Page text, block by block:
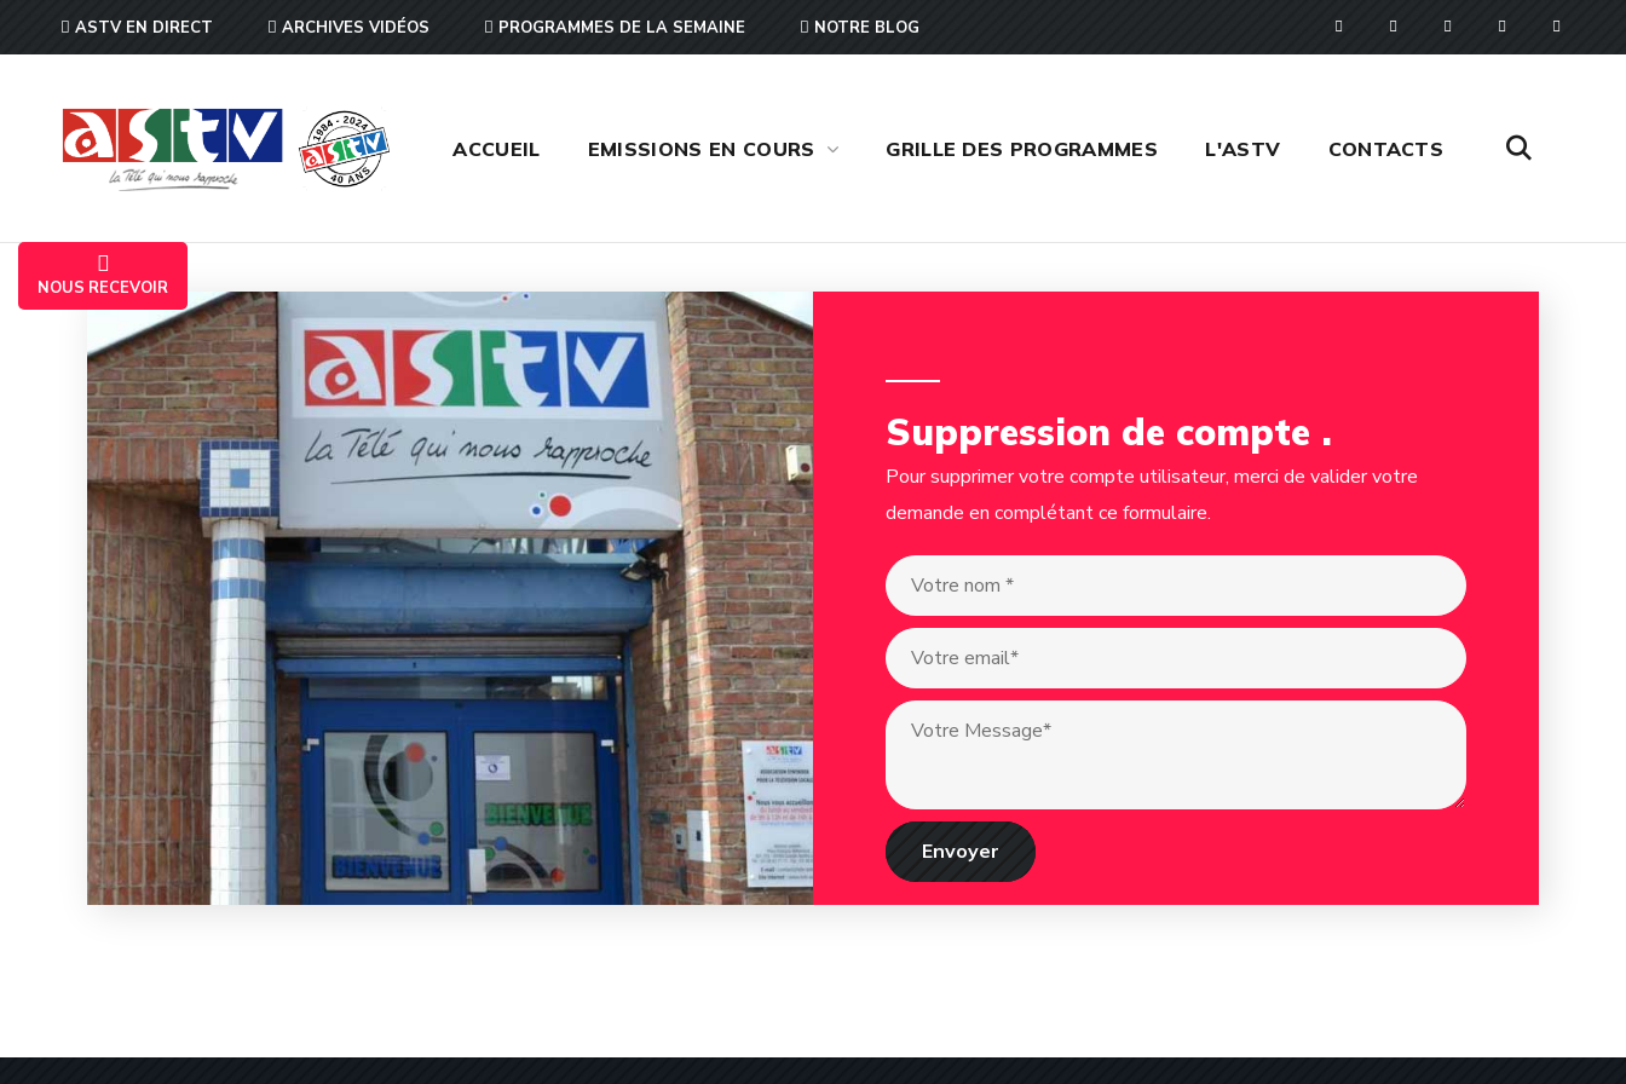
ASTV EN DIRECT ARCHIVES VIDÉOS PROGRAMMES DE LA SEMAINE NOTRE BLOG
ACCUEIL EMISSIONS EN COURS GRILLE DES PROGRAMMES L'ASTV CONTACTS
NOUS RECEVOIR
Suppression de compte .
Pour supprimer votre compte utilisateur, merci de valider votre
demande en complétant ce formulaire.